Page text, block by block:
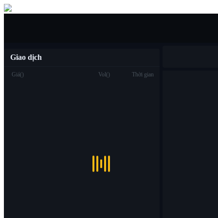
Giao dịch
Giá() Vol () Thời gian